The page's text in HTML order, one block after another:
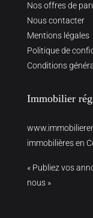
Nos offres de
Nous contacter
Mentions légales
Politique de
Conditions
Immobilier
immobilières en
« Publiez vos
nous »